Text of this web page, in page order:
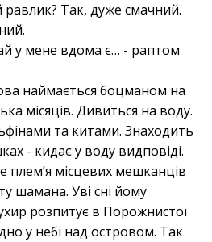
Так, дуже смачний.
мене вдома є… - раптом
наймається боцманом на
місяців. Дивиться на воду.
та китами. Знаходить
- кидає у воду видповіді.
плем’я місцевих мешканців
шамана. Уві сні йому
розпитує в Порожнистої
у небі над островом. Так